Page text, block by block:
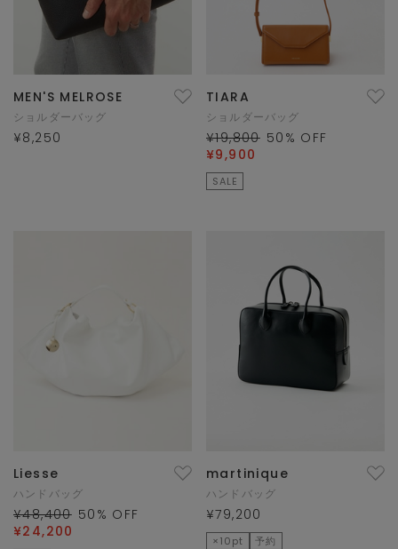
MEN'S MELROSE
ショルダーバッグ
¥8,250
TIARA
ショルダーバッグ
¥19,800 50 % OFF
¥9,900
SALE
Liesse
ハンドバッグ
¥48,400 50 % OFF
¥24,200
martinique
ハンドバッグ
¥79,200
×10pt 予約